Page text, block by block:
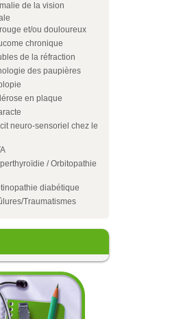
de la vision
et/ou douloureux
chronique
de la réfraction
des paupières
en plaque
neuro-sensoriel chez le
/ Orbitopathie
diabétique
Traumatismes